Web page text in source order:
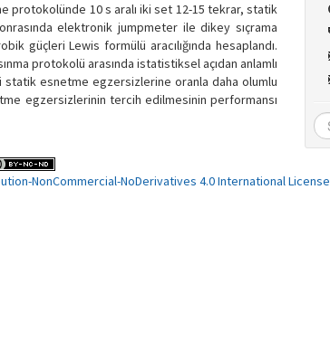
protokolünde 10 s aralı iki set 12-15 tekrar, statik
elektronik jumpmeter ile dikey sıçrama
güçleri Lewis formülü aracılığında hesaplandı.
protokolü arasında istatistiksel açıdan anlamlı
statik esnetme egzersizlerine oranla daha olumlu
egzersizlerinin tercih edilmesinin performansı
NonCommercial-NoDerivatives 4.0 International License